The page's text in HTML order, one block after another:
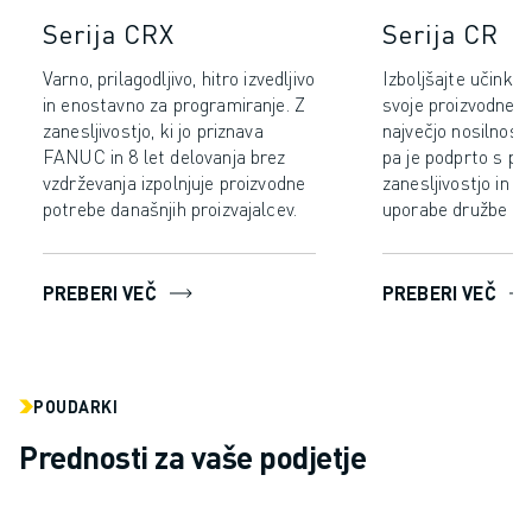
BARVANJE
PALETIRANJE
TOČKOVNO VARJENJE
PREGLED VIDA
REZANJE ŽICE EDM
ŠTUDIJE PRIMEROV
NAČRTI DRUŽBE FANUC
PONOVNA IZDELAVA
ORODJA ZA DIGITALNE STORITVE
Serija CRX
Varno, prilagodljivo, hitro izvedljivo
in enostavno za programiranje. Z
zanesljivostjo, ki jo priznava
FANUC in 8 let delovanja brez
vzdrževanja izpolnjuje proizvodne
potrebe današnjih proizvajalcev.
PREBERI VEČ
Serija CR
Izboljšajte
svoje proizvodne
največjo
pa je podprto s
zanesljivostjo in
uporabe družbe
PREBERI VEČ
POUDARKI
Prednosti za vaše podjetje